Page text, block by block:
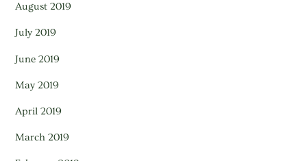
August 2019
July 2019
June 2019
May 2019
April 2019
March 2019